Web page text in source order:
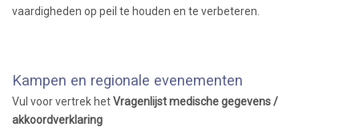
vaardigheden op peil te houden en te verbeteren.
Kampen en regionale evenementen
Vul voor vertrek hetVragenlijst medische gegevens /
akkoordverklaring